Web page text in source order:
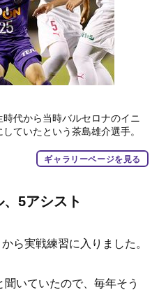
代から当時バルセロナのイニ
ていたという茶島雄介選手。
ギャラリーページを見る
5アシスト
ら実戦練習に入りました。
いていたので、毎年そう